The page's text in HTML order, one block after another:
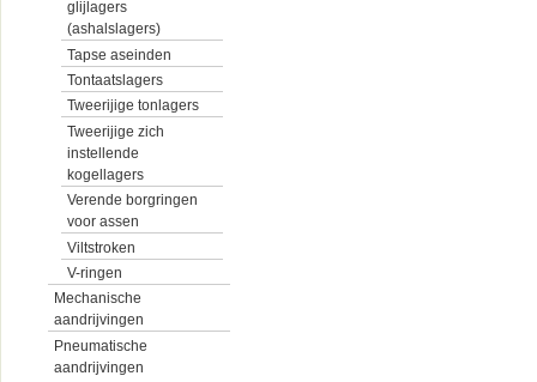
glijlagers
(ashalslagers)
Tapse aseinden
Tontaatslagers
Tweerijige tonlagers
Tweerijige zich
instellende
kogellagers
Verende borgringen
voor assen
Viltstroken
V-ringen
Mechanische
aandrijvingen
Pneumatische
aandrijvingen